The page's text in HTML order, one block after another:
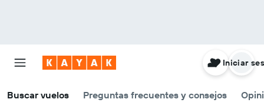
Buscar vuelos Preguntas frecuentes y consejos
Iniciar